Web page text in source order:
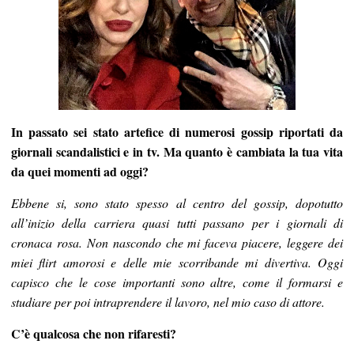
In passato sei stato artefice di numerosi gossip riportati da
giornali scandalistici e in tv. Ma quanto è cambiata la tua vita
da quei momenti ad oggi?
Ebbene si, sono stato spesso al centro del gossip, dopotutto
all’inizio della carriera quasi tutti passano per i giornali di
cronaca rosa. Non nascondo che mi faceva piacere, leggere dei
miei flirt amorosi e delle mie scorribande mi divertiva. Oggi
capisco che le cose importanti sono altre, come il formarsi e
studiare per poi intraprendere il lavoro, nel mio caso di attore.
C’è qualcosa che non rifaresti?